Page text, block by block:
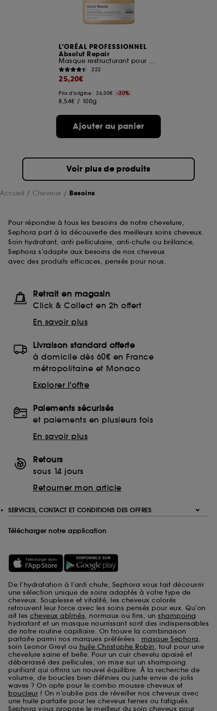
L'ORÉAL PROFESSIONNEL
Absolut Repair
Masque restructurant pour cheveux abîmés
222
25,20€
Prix d'origine : 36,00€ -30%
8,54€ / 100g
Ajouter au panier
Voir plus de produits
Accueil Cheveux Besoins
Pour répondre à tous les besoins de notre chevelure,
Sephora part à la découverte des meilleurs soins cheveux.
Soin hydratant, anti pelliculaire, anti-chute ou brillance,
Sephora s’adapte aux besoins de nos cheveux
avec des produits efficaces, pensés pour nous.
Retrait en magasin
Click & Collect en 2h offert
En savoir plus
Livraison standard offerte
à domicile dès 60€ en France
métropolitaine et Monaco
Explorer l'offre
Paiements sécurisés
et paiements en plusieurs fois
En savoir plus
Retours
sous 14 jours
Retourner mon article
SERVICES, CONTACT ET CONDITIONS DES OFFRES
Télécharger notre application
De l’hydratation à l’anti chute, Sephora vous fait découvrir
une sélection unique de soins adaptés à votre type de
cheveux. Souplesse et vitalité, les cheveux colorés
retrouvent leur force avec les soins pensés pour eux. Qu’on
ait les cheveux abîmés, normaux ou fins, un shampoing
hydratant et un masque nourrissant sont des indispensables
de notre routine capillaire. On trouve la combinaison
parfaite parmi nos marques préférées : masque Sephora,
soin Leonor Greyl ou huile Christophe Robin, tout pour une
chevelure saine et belle. Pour un cuir chevelu apaisé et
débarrassé des pellicules, on mise sur un shampoing
purifiant qui offrira un nouvel équilibre. À la recherche de
volume, de boucles bien définies ou juste envie de jolis
waves ? On opte pour le combo mousse cheveux et
boucleur ! On n’oublie pas de réveiller nos cheveux avec
une huile parfaite pour les cheveux ternes ou fatigués.
Sephora vous propose le meilleur du soin cheveux pour